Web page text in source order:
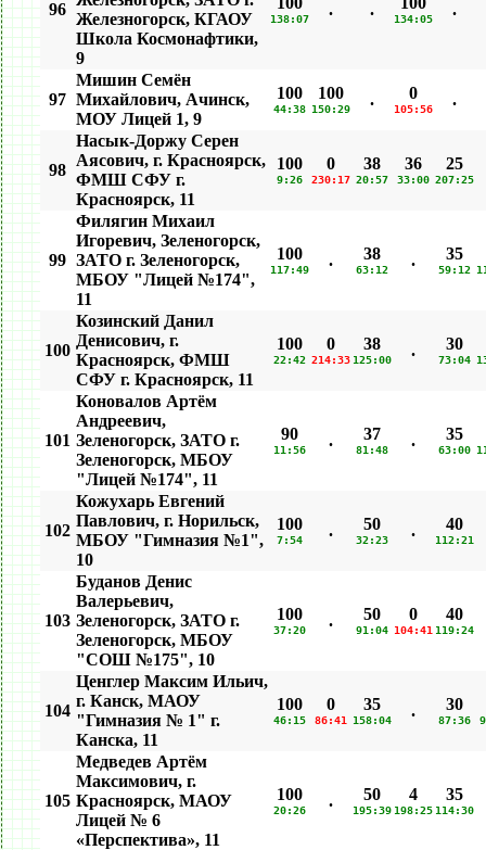
96
Железногорск, КГАОУ
Школа Космонафтики,
9
138:07
. .
134:05
.
97
Мишин Семён
Михайлович, Ачинск,
МОУ Лицей 1, 9
100
44:38
100
150:29
. 0
105:56
.
98
Насык-Доржу Серен
Аясович, г. Красноярск,
ФМШ СФУ г.
Красноярск, 11
100
9:26
0
230:17
38
20:57
36
33:00
25
207:25
99
Филягин Михаил
Игоревич, Зеленогорск,
ЗАТО г. Зеленогорск,
МБОУ "Лицей №174",
11
100
117:49
. 38
63:12
. 35
59:12
100
Козинский Данил
Денисович, г.
Красноярск, ФМШ
СФУ г. Красноярск, 11
100
22:42
0
214:33
38
125:00
. 30
73:04
101
Коновалов Артём
Андреевич,
Зеленогорск, ЗАТО г.
Зеленогорск, МБОУ
"Лицей №174", 11
90
11:56
. 37
81:48
. 35
63:00
102
Кожухарь Евгений
Павлович, г. Норильск,
МБОУ "Гимназия №1",
10
100
7:54
. 50
32:23
. 40
112:21
103
Буданов Денис
Валерьевич,
Зеленогорск, ЗАТО г.
Зеленогорск, МБОУ
"СОШ №175", 10
100
37:20
. 50
91:04
0
104:41
40
119:24
104
Ценглер Максим Ильич,
г. Канск, МАОУ
"Гимназия № 1" г.
Канска, 11
100
46:15
0
86:41
35
158:04
. 30
87:36
105
Медведев Артём
Максимович, г.
Красноярск, МАОУ
Лицей № 6
«Перспектива», 11
100
20:26
. 50
195:39
4
198:25
35
114:30